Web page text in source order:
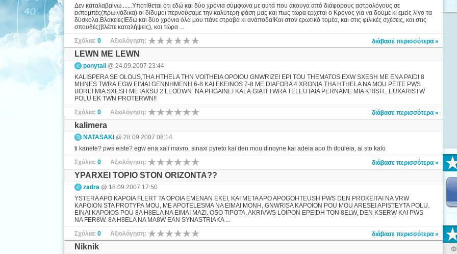
Δεν καταλαβαινω.......Υποτίθεται ότι εδώ και δύο χρόνια σύμφωνα με αυτά που άκουγα από διάφορους αστρολόγους σε
εκπομπές(πρωινάδικα) οι δίδυμοι περνούσαμε την καλύτερη φάση μας και πως τωρα ερχεται ο Κρόνος για να δούμε κι εμείς λίγο τα
δύσκολα.Βλακείες!Εδώ και δύο χρόνια όλα μου πάνε στραβά κι ανάποδα!Και στον ερωτικό τομέα, και στις φιλικές σχέσεις, και στις
σπουδές(βλέπε καταλήψεις), και τώρα ...
διάβασε περισσότερα »
Σχόλια: 0 Αξιολόγηση:
LEWN ME LEWN
ponytail @ 24.09.2007 23:44
KALISPERA SE OLOUS,THA HTHELA THN VOITHEIA OPOIOU GNWRIZEI EPI TOU THEMATOS.EXW SXESH ME ENA PAIDI 8
MHNES TWRA.EGW EIMAI GENNHMENH 6-8 KAI EKEINOS 7-8 ME DIAFORA 4 XRONIA.THA HTHELA NA MOU PEITE PWS
BOREI MIA SXESH METAKSU 2 LEODWN NA PHGAINEI KALA.GIATI TWRA TELEUTAIA PERNAME MIA KRISH...EUXARISTW
POLU EK TWN PROTERWN!!
διάβασε περισσότερα »
Σχόλια: 0 Αξιολόγηση:
kalimera
NATASAKI @ 28.09.2007 08:14
ti kanete? pws eiste? egw ena xali mavro, sinaxi pyreto kai den mou dinoyne kai adeia apo th douleia, ai sto kalo
διάβασε περισσότερα »
Σχόλια: 0 Αξιολόγηση:
YPARXEI TOPIO STON ORIZONTA??
zadra @ 18.09.2007 17:50
YSTERA APO KAPOIA FLERT TA OPOIA EMENAN EKEI, KAI META APO APOGOHTEUSH PWS DEN PROKEITAI NA VRW
KAPOION STA PROTYPA MOU, ME APOTELESMA NA EIMAI MONH, GNWRISA KAPOION POU MOU ARESEI APISTEYTA POLU.
EINAI KAPOIOS POU 8A H8ELA NA EIMAI MAZI. OSO TIPOTA. AKRIVWS LOIPON EPEIDH TON 8ELW, DEN KSERW KAI PWS
NA FER8W. 8A H8ELA NA MA8W EAN SYNASTRIAKA ...
διάβασε περισσότερα »
Σχόλια: 0 Αξιολόγηση:
Niknik